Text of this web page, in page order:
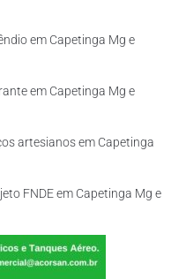
em Capetinga Mg e
em Capetinga Mg e
artesianos em Capetinga
FNDE em Capetinga Mg e